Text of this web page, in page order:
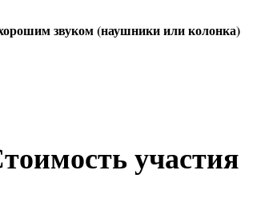
звуком (наушники или колонка)
участия